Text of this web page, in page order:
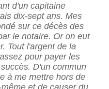
d'un capitaine
dix-sept ans. Mes
sur ce décès des
le notaire. Or on eut
Tout l'argent de la
pour payer les
D'un commun
à me mettre hors de
et de causer du